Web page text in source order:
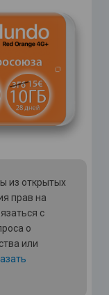
из открытых
прав на
с
о
или